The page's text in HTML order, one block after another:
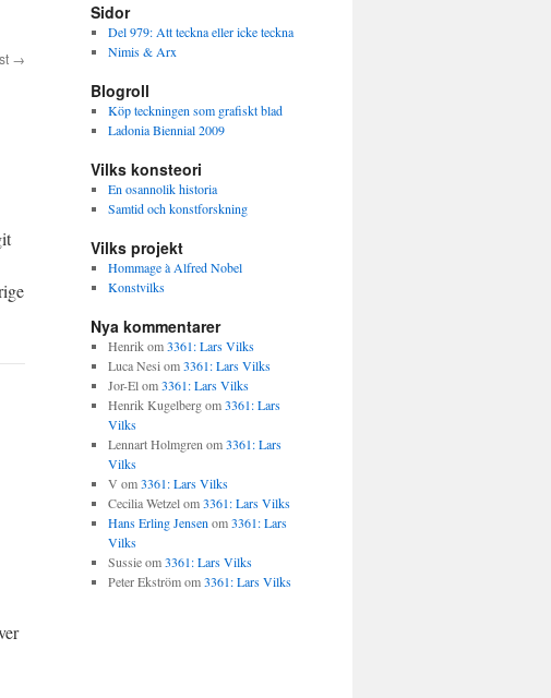
→
a
r
k
v
t
e
g
r
i
e
Sidor
Del 979: Att teckna eller icke teckna
Nimis & Arx
Blogroll
Köp teckningen som grafiskt blad
Ladonia Biennial 2009
Vilks konsteori
En osannolik historia
Samtid och konstforskning
Vilks projekt
Hommage à Alfred Nobel
Konstvilks
Nya kommentarer
Henrikom3361: Lars Vilks
Luca Nesi om3361: Lars Vilks
Jor-Elom3361: Lars Vilks
Henrik Kugelbergom3361: Lars
Vilks
Lennart Holmgren om3361: Lars
Vilks
V om3361: Lars Vilks
Cecilia Wetzelom3361: Lars Vilks
Hans Erling Jensen om3361: Lars
Vilks
Sussieom3361: Lars Vilks
Peter Ekströmom3361: Lars Vilks